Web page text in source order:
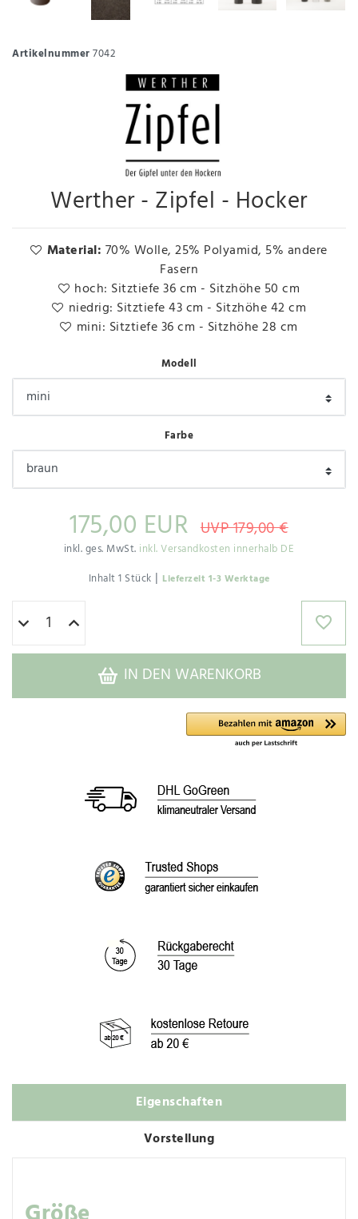
Artikelnummer7042
Werther - Zipfel - Hocker
Material: 70% Wolle, 25% Polyamid, 5% andere
Fasern
hoch: Sitztiefe 36 cm - Sitzhöhe 50 cm
niedrig: Sitztiefe 43 cm - Sitzhöhe 42 cm
mini: Sitztiefe 36 cm - Sitzhöhe 28 cm
Modell
Farbe
175,00 EUR UVP 179,00 €
inkl. ges. MwSt. inkl. Versandkosten innerhalb DE
Inhalt1 Stück | Lieferzeit 1-3 Werktage
IN DEN WARENKORB
Eigenschaften
Vorstellung